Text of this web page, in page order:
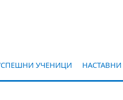
УЧЕНИЦИ НАСТАВНИ